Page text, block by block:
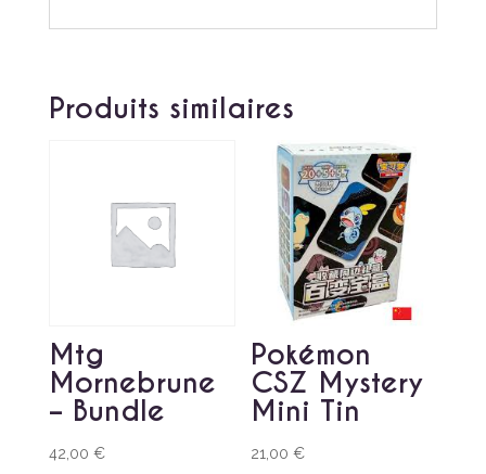
Produits similaires
Mtg
Mornebrune
– Bundle
42,00 €
Pokémon
CSZ Mystery
Mini Tin
21,00€